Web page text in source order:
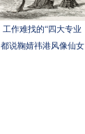
工作难找的“四大专业
都说鞠婧祎港风像仙女